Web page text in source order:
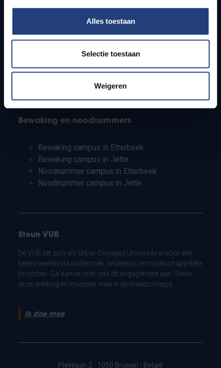
Alles toestaan
Selectie toestaan
Weigeren
Studenten
PhD-studenten
Leerkrachten en secundaire scholen
Bewaking en noodnummers
Bewaking campus in Etterbeek
Bewaking campus in Jette
Noodnummer campus in Etterbeek
Noodnummer campus in Jette
Steun VUB
De VUB zet zich als Urban Engaged University in voor een
betere wereld via onderzoek, onderwijs en maatschappelijke
projecten. Ga samen met ons dit engagement aan. Steun
onze werking en investeer mee in de maatschappij.
Ik doe mee
Pleinlaan 2 - 1050 Brussel - België